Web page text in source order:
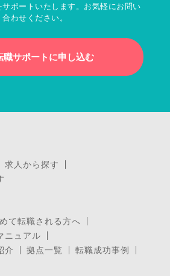
ポートいたします。お気軽にお問い
合わせください。
職サポートに申し込む
求人から探す
て転職される方へ
ニュアル
介
拠点一覧
転職成功事例